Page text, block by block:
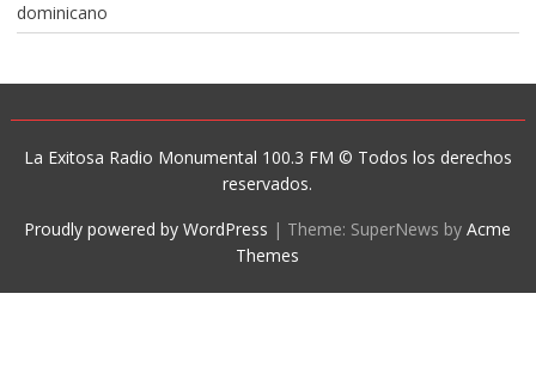
dominicano
La Exitosa Radio Monumental 100.3 FM © Todos los derechos
reservados.
Proudly powered by WordPress | Theme: SuperNews byAcme
Themes